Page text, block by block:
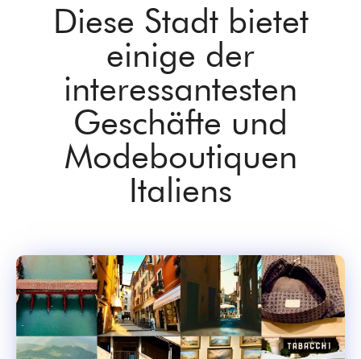
Diese Stadt bietet
einige der
interessantesten
Geschäfte und
Modeboutiquen
Italiens